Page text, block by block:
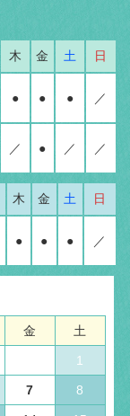
木 金 土 日
● ● ● ／
／ ● ／ ／
木 金 土 日
● ● ● ／
金 土
1
7 8